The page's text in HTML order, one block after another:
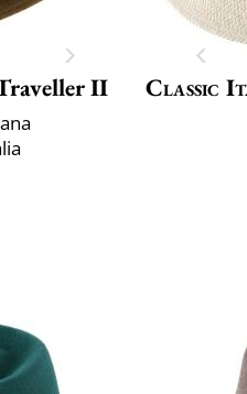
II Classic